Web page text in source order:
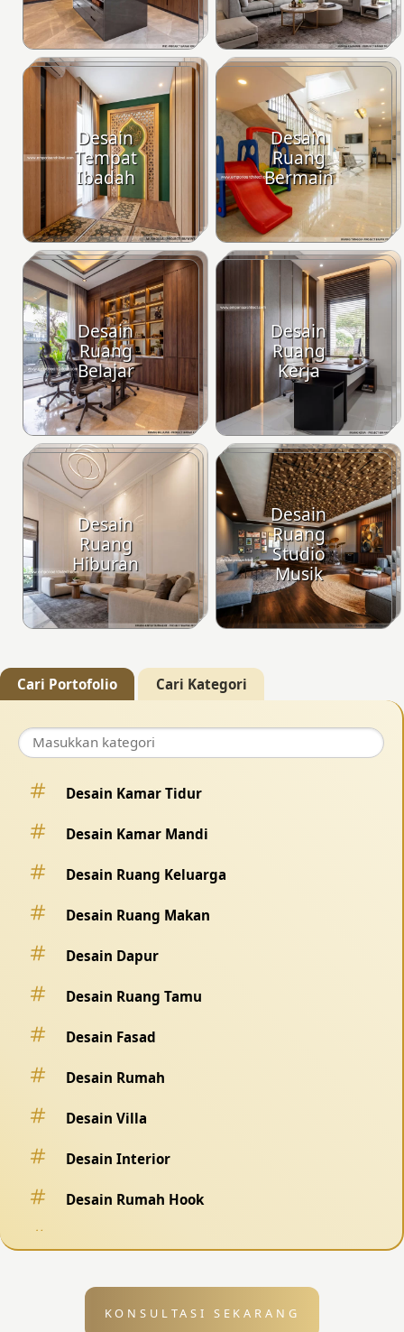
Desain
Tempat
Ibadah
Desain
Ruang
Bermain
Desain
Ruang
Belajar
Desain
Ruang
Kerja
Desain
Ruang
Hiburan
Desain
Ruang
Studio
Musik
Cari Portofolio Cari Kategori
Desain Kamar Tidur
Desain Kamar Mandi
Desain Ruang Keluarga
Desain Ruang Makan
Desain Dapur
Desain Ruang Tamu
Desain Fasad
Desain Rumah
Desain Villa
Desain Interior
Desain Rumah Hook
Desain Eksterior
KONSULTASI SEKARANG